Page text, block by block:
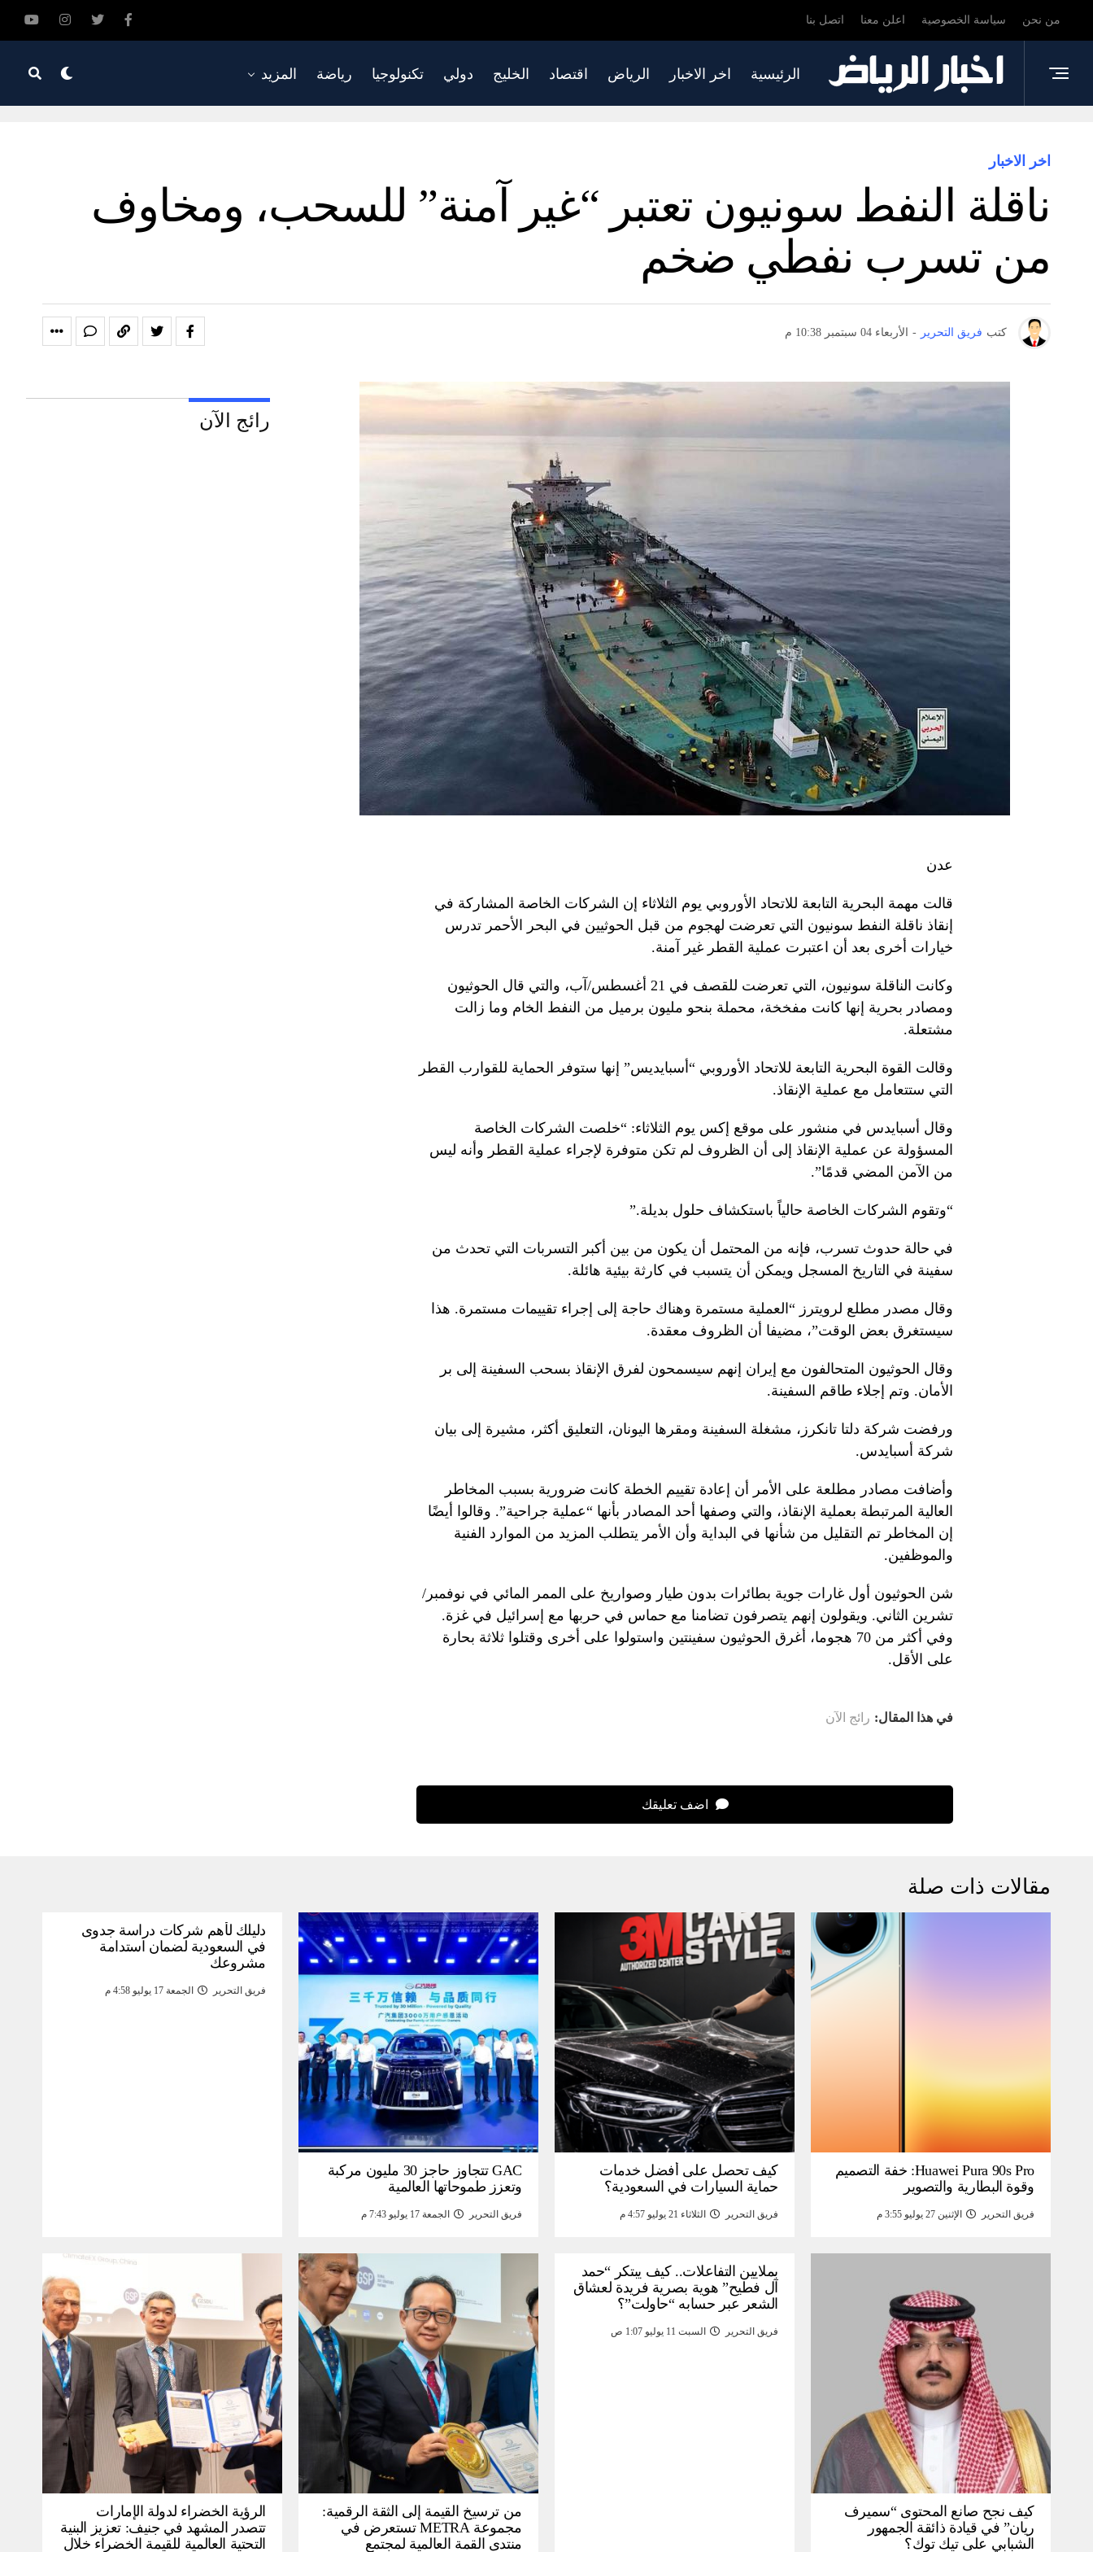
من نحن سياسة الخصوصية اعلن معنا اتصل بنا
الرئيسية اخر الاخبار الرياض اقتصاد الخليج دولي تكنولوجيا رياضة المزيد
اخر الاخبار
ناقلة النفط سونيون تعتبر “غير آمنة” للسحب، ومخاوف
من تسرب نفطي ضخم
كتب فريق التحرير - الأربعاء 04 سبتمبر 10:38 م
عدن
قالت مهمة البحرية التابعة للاتحاد الأوروبي يوم الثلاثاء إن الشركات الخاصة المشاركة في
إنقاذ ناقلة النفط سونيون التي تعرضت لهجوم من قبل الحوثيين في البحر الأحمر تدرس
خيارات أخرى بعد أن اعتبرت عملية القطر غير آمنة.
وكانت الناقلة سونيون، التي تعرضت للقصف في 21 أغسطس/آب، والتي قال الحوثيون
ومصادر بحرية إنها كانت مفخخة، محملة بنحو مليون برميل من النفط الخام وما زالت
مشتعلة.
وقالت القوة البحرية التابعة للاتحاد الأوروبي “أسبايديس” إنها ستوفر الحماية للقوارب القطر
التي ستتعامل مع عملية الإنقاذ.
وقال أسبايدس في منشور على موقع إكس يوم الثلاثاء: “خلصت الشركات الخاصة
المسؤولة عن عملية الإنقاذ إلى أن الظروف لم تكن متوفرة لإجراء عملية القطر وأنه ليس
من الآمن المضي قدمًا”.
“وتقوم الشركات الخاصة حالياً باستكشاف حلول بديلة.”
في حالة حدوث تسرب، فإنه من المحتمل أن يكون من بين أكبر التسربات التي تحدث من
سفينة في التاريخ المسجل ويمكن أن يتسبب في كارثة بيئية هائلة.
وقال مصدر مطلع لرويترز “العملية مستمرة وهناك حاجة إلى إجراء تقييمات مستمرة. هذا
سيستغرق بعض الوقت”، مضيفا أن الظروف معقدة.
وقال الحوثيون المتحالفون مع إيران إنهم سيسمحون لفرق الإنقاذ بسحب السفينة إلى بر
الأمان. وتم إجلاء طاقم السفينة.
ورفضت شركة دلتا تانكرز، مشغلة السفينة ومقرها اليونان، التعليق أكثر، مشيرة إلى بيان
شركة أسبايدس.
وأضافت مصادر مطلعة على الأمر أن إعادة تقييم الخطة كانت ضرورية بسبب المخاطر
العالية المرتبطة بعملية الإنقاذ، والتي وصفها أحد المصادر بأنها “عملية جراحية”. وقالوا أيضًا
إن المخاطر تم التقليل من شأنها في البداية وأن الأمر يتطلب المزيد من الموارد الفنية
والموظفين.
شن الحوثيون أول غارات جوية بطائرات بدون طيار وصواريخ على الممر المائي في نوفمبر/
تشرين الثاني. ويقولون إنهم يتصرفون تضامنا مع حماس في حربها مع إسرائيل في غزة.
وفي أكثر من 70 هجوما، أغرق الحوثيون سفينتين واستولوا على أخرى وقتلوا ثلاثة بحارة
على الأقل.
في هذا المقال: رائج الآن
اضف تعليقك
رائج الآن
مقالات ذات صلة
Huawei Pura 90s Pro: خفة التصميم
وقوة البطارية والتصوير
فريق التحرير الإثنين 27 يوليو 3:55 م
كيف تحصل على أفضل خدمات
حماية السيارات في السعودية؟
فريق التحرير الثلاثاء 21 يوليو 4:57 م
GAC تتجاوز حاجز 30 مليون مركبة
وتعزز طموحاتها العالمية
فريق التحرير الجمعة 17 يوليو 7:43 م
دليلك لأهم شركات دراسة جدوى
في السعودية لضمان استدامة
مشروعك
فريق التحرير الجمعة 17 يوليو 4:58 م
كيف نجح صانع المحتوى “سميرف
ريان” في قيادة ذائقة الجمهور
الشبابي على تيك توك؟
بملايين التفاعلات.. كيف يبتكر “حمد
آل فطيح” هوية بصرية فريدة لعشاق
الشعر عبر حسابه “حاولت”؟
فريق التحرير السبت 11 يوليو 1:07 ص
من ترسيخ القيمة إلى الثقة الرقمية:
مجموعة METRA تستعرض في
منتدى القمة العالمية لمجتمع
الرؤية الخضراء لدولة الإمارات
تتصدر المشهد في جنيف: تعزيز البنية
التحتية العالمية للقيمة الخضراء خلال